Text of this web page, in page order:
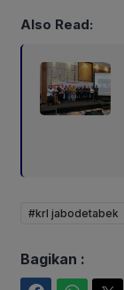
Also Read:
#krl jabodetabek
Bagikan :